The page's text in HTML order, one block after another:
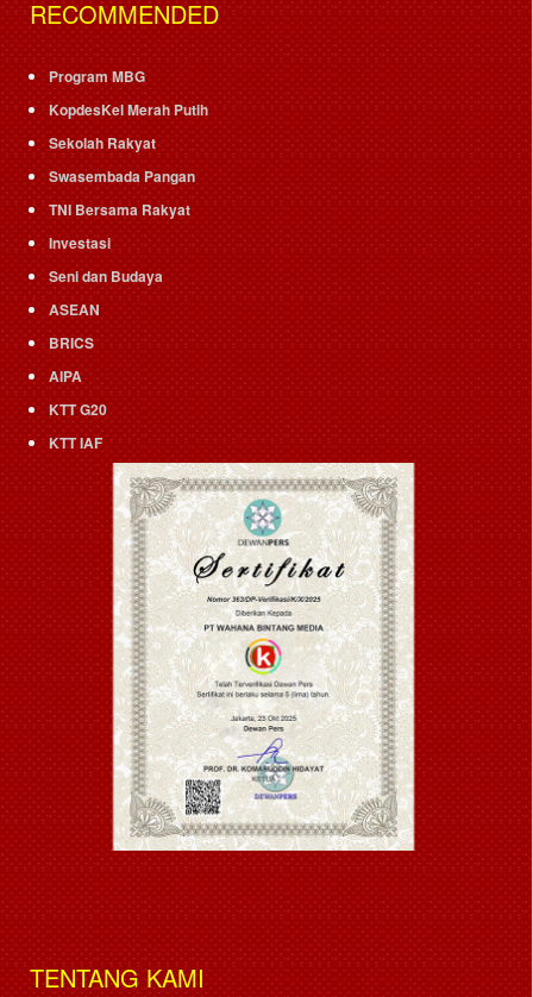
RECOMMENDED
Program MBG
KopdesKel Merah Putih
Sekolah Rakyat
Swasembada Pangan
TNI Bersama Rakyat
Investasi
Seni dan Budaya
ASEAN
BRICS
AIPA
KTT G20
KTT IAF
TENTANG KAMI